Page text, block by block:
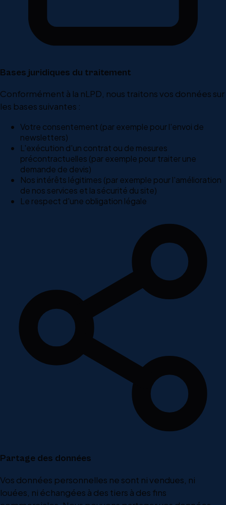
Bases juridiques du traitement
Conformément à la nLPD, nous traitons vos données sur
les bases suivantes :
Votre consentement (par exemple pour l'envoi de
newsletters)
L'exécution d'un contrat ou de mesures
précontractuelles (par exemple pour traiter une
demande de devis)
Nos intérêts légitimes (par exemple pour l'amélioration
de nos services et la sécurité du site)
Le respect d'une obligation légale
Partage des données
Vos données personnelles ne sont ni vendues, ni
louées, ni échangées à des tiers à des fins